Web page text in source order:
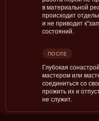
в материальной
происходит
и не приводит
состояний.
Глубокая
мастером или
соединиться со
прожить их и
не служит.
ПОСЛЕ